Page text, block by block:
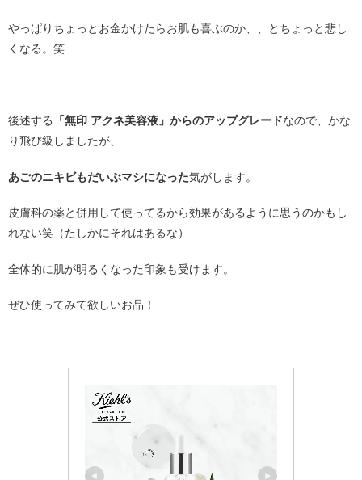
やっぱりちょっとお金かけたらお肌も喜ぶのか、、とちょっと悲し
くなる。笑
後述する 「無印 アクネ美容液」からのアップグレードなので、かな
り飛び級しましたが、
あごのニキビもだいぶマシになった気がします。
皮膚科の薬と併用して使ってるから効果があるように思うのかもし
れない笑（たしかにそれはあるな）
全体的に肌が明るくなった印象も受けます。
ぜひ使ってみて欲しいお品！